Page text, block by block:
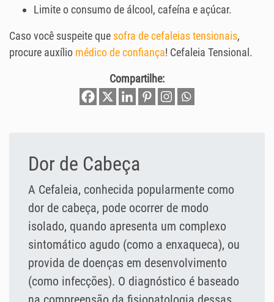
Limite o consumo de álcool, cafeína e açúcar.
Caso você suspeite que sofra de cefaleias tensionais,
procure auxílio médico de confiança! Cefaleia Tensional.
Compartilhe:
Dor de Cabeça
A Cefaleia, conhecida popularmente como
dor de cabeça, pode ocorrer de modo
isolado, quando apresenta um complexo
sintomático agudo (como a enxaqueca), ou
provida de doenças em desenvolvimento
(como infecções). O diagnóstico é baseado